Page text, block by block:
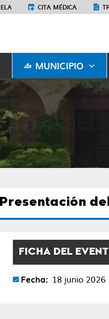
CITA MÉDICA
MUNICIPIO
Presentación
FICHA DEL
Fecha: 18 junio 2026